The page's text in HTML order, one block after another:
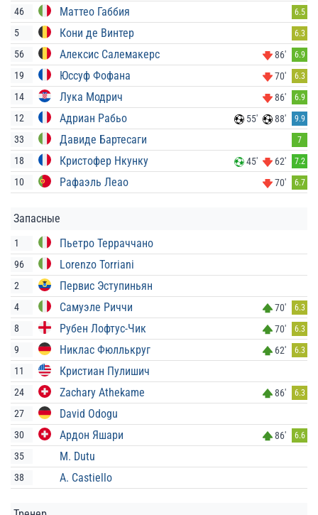
46 Маттео Габбия 6.5
5 Кони де Винтер 6.3
56 Алексис Салемакерс 86' 6.9
19 Юссуф Фофана 70' 6.3
14 Лука Модрич 86' 6.9
12 Адриан Рабьо 55' 88' 9.9
33 Давиде Бартесаги 7
18 Кристофер Нкунку 45' 62' 7.2
10 Рафаэль Леао 70' 6.7
Запасные
1 Пьетро Терраччано
96 Lorenzo Torriani
2 Первис Эступиньян
4 Самуэле Риччи 70' 6.3
8 Рубен Лофтус-Чик 70' 6.3
9 Никлас Фюллькруг 62' 6.3
11 Кристиан Пулишич
24 Zachary Athekame 86' 6.3
27 David Odogu
30 Ардон Яшари 86' 6.6
35 M. Dutu
38 A. Castiello